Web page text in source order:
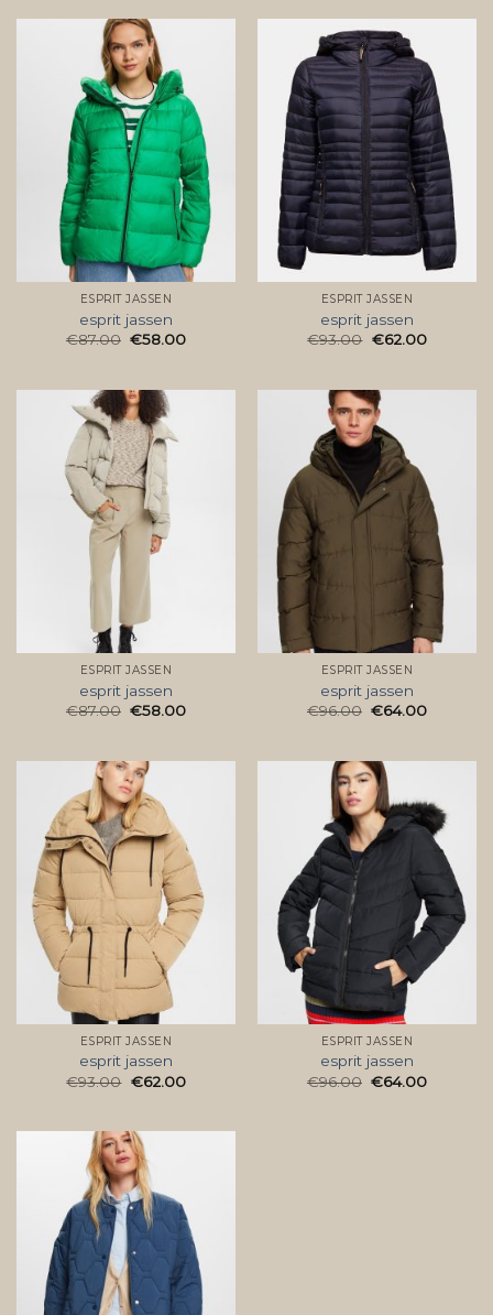
ESPRIT JASSEN
esprit jassen
€87.00 €58.00
ESPRIT JASSEN
esprit jassen
€93.00 €62.00
ESPRIT JASSEN
esprit jassen
€87.00 €58.00
ESPRIT JASSEN
esprit jassen
€96.00 €64.00
ESPRIT JASSEN
esprit jassen
€93.00 €62.00
ESPRIT JASSEN
esprit jassen
€96.00 €64.00